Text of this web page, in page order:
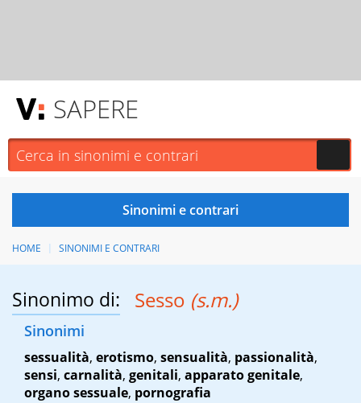
SAPERE
HOME SINONIMI E CONTRARI
Sinonimo di: Sesso (s.m.)
Sinonimi
sessualità, erotismo, sensualità, passionalità,
sensi, carnalità, genitali, apparato genitale,
organo sessuale, pornografia